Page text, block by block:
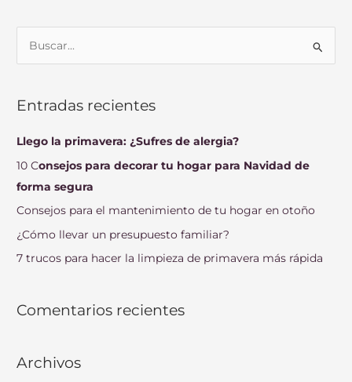
c
r
:
Entradas recientes
Llego la primavera: ¿Sufres de alergia?
10 Consejos para decorar tu hogar para Navidad de
forma segura
Consejos para el mantenimiento de tu hogar en otoño
¿Cómo llevar un presupuesto familiar?
7 trucos para hacer la limpieza de primavera más rápida
Comentarios recientes
Archivos